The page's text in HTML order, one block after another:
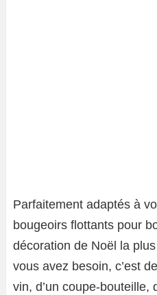
Parfaitement adaptés à
bougeoirs flottants pour
décoration de Noël la
vous avez besoin, c’est
vin, d’un coupe-bouteille,